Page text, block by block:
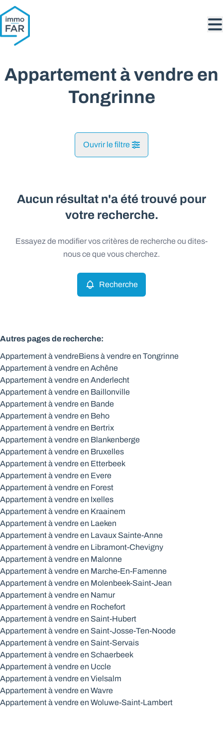
Aller au contenu principal
Appartement à vendre en
Tongrinne
Ouvrir le filtre
Tongrinne (5140) Remove
Appartement Remove
Max. budget
Chercher
Vue de la carte
Recherche Trier par
Aucun résultat n'a été trouvé pour
votre recherche.
Essayez de modifier vos critères de recherche ou dites-
nous ce que vous cherchez.
Recherche
Autres pages de recherche:
Appartement à vendreBiens à vendre en Tongrinne
Appartement à vendre en Achêne
Appartement à vendre en Anderlecht
Appartement à vendre en Baillonville
Appartement à vendre en Bande
Appartement à vendre en Beho
Appartement à vendre en Bertrix
Appartement à vendre en Blankenberge
Appartement à vendre en Bruxelles
Appartement à vendre en Etterbeek
Appartement à vendre en Evere
Appartement à vendre en Forest
Appartement à vendre en Ixelles
Appartement à vendre en Kraainem
Appartement à vendre en Laeken
Appartement à vendre en Lavaux Sainte-Anne
Appartement à vendre en Libramont-Chevigny
Appartement à vendre en Malonne
Appartement à vendre en Marche-En-Famenne
Appartement à vendre en Molenbeek-Saint-Jean
Appartement à vendre en Namur
Appartement à vendre en Rochefort
Appartement à vendre en Saint-Hubert
Appartement à vendre en Saint-Josse-Ten-Noode
Appartement à vendre en Saint-Servais
Appartement à vendre en Schaerbeek
Appartement à vendre en Uccle
Appartement à vendre en Vielsalm
Appartement à vendre en Wavre
Appartement à vendre en Woluwe-Saint-Lambert